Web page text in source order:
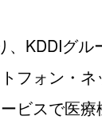
、KDDIグル
フォン・ネ
ビスで医療